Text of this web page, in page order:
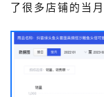
了很多店铺的当